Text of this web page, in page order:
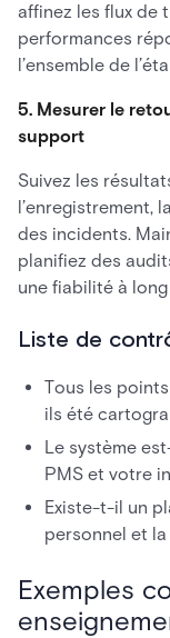
affinez les flux de
performances
l’ensemble de
5. Mesurer le
support
Suivez les
l’enregistrement,
des incidents.
planifiez des
une fiabilité à
Liste de
Tous les
ils été
Le système
PMS et votre
Existe-t-il un
personnel et
Exemples